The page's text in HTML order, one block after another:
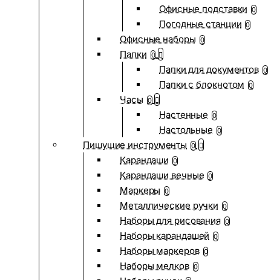
Офисные подставки 0
Погодные станции 0
Офисные наборы 0
Папки 0
Папки для документов 0
Папки с блокнотом 0
Часы 0
Настенные 0
Настольные 0
Пишущие инструменты 0
Карандаши 0
Карандаши вечные 0
Маркеры 0
Металлические ручки 0
Наборы для рисования 0
Наборы карандашей 0
Наборы маркеров 0
Наборы мелков 0